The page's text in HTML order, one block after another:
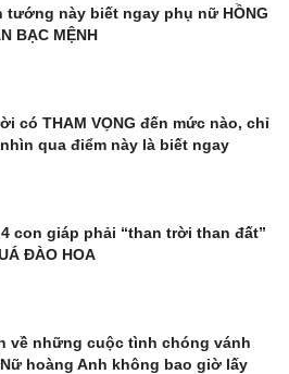
tướng này biết ngay phụ nữ HỒNG
BẠC MỆNH
có THAM VỌNG đến mức nào, chỉ
qua điểm này là biết ngay
con giáp phải “than trời than đất”
ĐÀO HOA
về những cuộc tình chóng vánh
hoàng Anh không bao giờ lấy